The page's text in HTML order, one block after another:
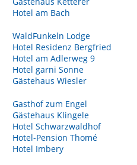
Hotel am Bach
WaldFunkeln Lodge
Hotel Residenz Bergfried
Hotel am Adlerweg 9
Hotel garni Sonne
Gästehaus Wiesler
Gasthof zum Engel
Gästehaus Klingele
Hotel Schwarzwaldhof
Hotel-Pension Thomé
Hotel Imbery